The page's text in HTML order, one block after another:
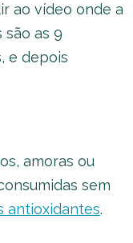
ao vídeo onde a
são as 9
e depois
amoras ou
sem
antioxidantes.